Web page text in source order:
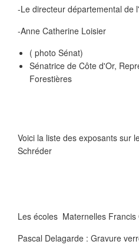
-Le directeur départemental de
-Anne Catherine Loisier
( photo Sénat)
Sénatrice de Côte d'Or,
Forestières
Voici la liste des exposants sur
Schréder
Les écoles Maternelles
Pascal Delagarde : Gravure